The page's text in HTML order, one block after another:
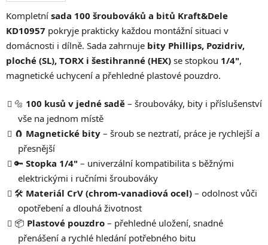
Kompletní sada 100 šroubováků a bitů Kraft&Dele
KD10957 pokryje prakticky každou montážní situaci v
domácnosti i dílně. Sada zahrnuje bity Phillips, Pozidriv,
ploché (SL), TORX i šestihranné (HEX) se stopkou 1/4",
magnetické uchycení a přehledné plastové pouzdro.
🔩 100 kusů v jedné sadě – šroubováky, bity i příslušenství
vše na jednom místě
🧲 Magnetické bity – šroub se neztratí, práce je rychlejší a
přesnější
🔑 Stopka 1/4" – univerzální kompatibilita s běžnými
elektrickými i ručními šroubováky
🛠️ Materiál CrV (chrom-vanadiová ocel) – odolnost vůči
opotřebení a dlouhá životnost
📦 Plastové pouzdro – přehledné uložení, snadné
přenášení a rychlé hledání potřebného bitu